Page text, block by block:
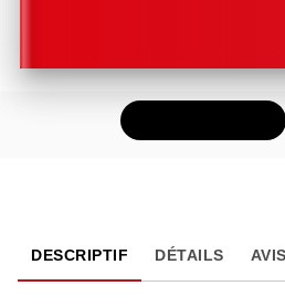
DESCRIPTIF DÉTAILS AVIS